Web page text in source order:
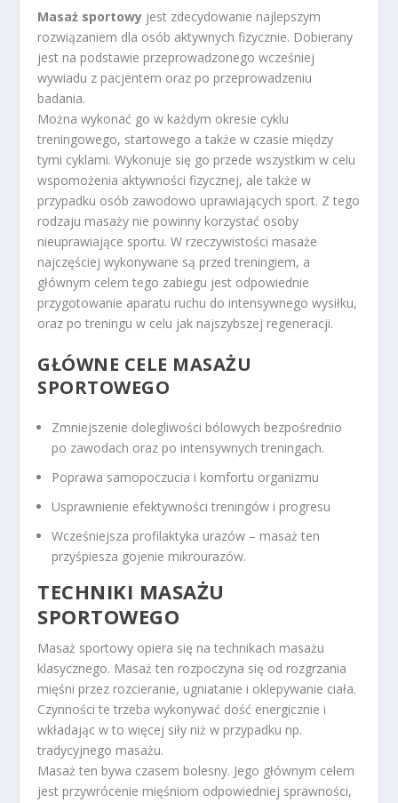
Masaż sportowy jest zdecydowanie najlepszym
rozwiązaniem dla osób aktywnych fizycznie. Dobierany
jest na podstawie przeprowadzonego wcześniej
wywiadu z pacjentem oraz po przeprowadzeniu
badania.
Można wykonać go w każdym okresie cyklu
treningowego, startowego a także w czasie między
tymi cyklami. Wykonuje się go przede wszystkim w celu
wspomożenia aktywności fizycznej, ale także w
przypadku osób zawodowo uprawiających sport. Z tego
rodzaju masaży nie powinny korzystać osoby
nieuprawiające sportu. W rzeczywistości masaże
najczęściej wykonywane są przed treningiem, a
głównym celem tego zabiegu jest odpowiednie
przygotowanie aparatu ruchu do intensywnego wysiłku,
oraz po treningu w celu jak najszybszej regeneracji.
GŁÓWNE CELE MASAŻU
SPORTOWEGO
Zmniejszenie dolegliwości bólowych bezpośrednio
po zawodach oraz po intensywnych treningach.
Poprawa samopoczucia i komfortu organizmu
Usprawnienie efektywności treningów i progresu
Wcześniejsza profilaktyka urazów – masaż ten
przyśpiesza gojenie mikrourazów.
TECHNIKI MASAŻU
SPORTOWEGO
Masaż sportowy opiera się na technikach masażu
klasycznego. Masaż ten rozpoczyna się od rozgrzania
mięśni przez rozcieranie, ugniatanie i oklepywanie ciała.
Czynności te trzeba wykonywać dość energicznie i
wkładając w to więcej siły niż w przypadku np.
tradycyjnego masażu.
Masaż ten bywa czasem bolesny. Jego głównym celem
jest przywrócenie mięśniom odpowiedniej sprawności,